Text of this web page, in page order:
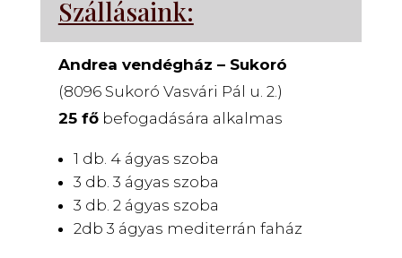
Szállásaink:
Andrea vendégház – Sukoró
(8096 Sukoró Vasvári Pál u. 2.)
25 főbefogadására alkalmas
1 db. 4 ágyas szoba
3 db. 3 ágyas szoba
3 db. 2 ágyas szoba
2db 3 ágyas mediterrán faház